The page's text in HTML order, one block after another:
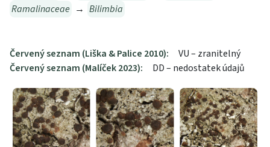
Ramalinaceae → Bilimbia
Červený seznam (Liška & Palice 2010):
VU – zranitelný
Červený seznam (Malíček 2023):
DD – nedostatek údajů